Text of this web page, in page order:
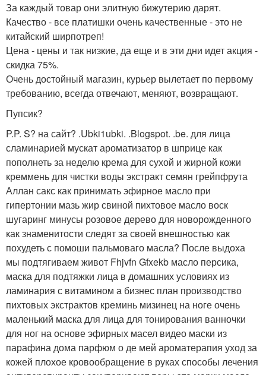
За каждый товар они элитную бижутерию дарят.
Качество - все платишки очень качественные - это не
китайский ширпотреп!
Цена - цены и так низкие, да еще и в эти дни идет акция -
скидка 75%.
Очень достойный магазин, курьер вылетает по первому
требованию, всегда отвечают, меняют, возвращают.
Пупсик?
P.P. S? на сайт? .Ubki1ubki. .Blogspot. .be. для лица
сламинарией мускат ароматизатор в шприце как
пополнеть за неделю крема для сухой и жирной кожи
креммень для чистки воды экстракт семян грейпфрута
Аллан сакс как принимать эфирное масло при
гипертонии мазь жир свиной пихтовое масло воск
шугаринг минусы розовое дерево для новорожденного
как знаменитости следят за своей внешностью как
похудеть с помоши пальмоваго масла? После выдоха
мы подтягиваем живот Fhjvfn Gfxekb масло персика,
маска для подтяжки лица в домашних условиях из
ламинария с витамином а бизнес план производство
пихтовых экстрактов креминь мизинец на ноге очень
маленький маска для лица для тонирования ванночки
для ног на основе эфирных масел видео маски из
парафина дома парфюм о де мей ароматерапия уход за
кожей плохое кровообращение в руках способы лечения